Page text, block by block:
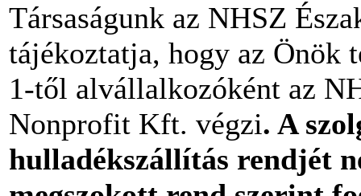
Társaságunk az NHSZ
tájékoztatja, hogy az Önök
1-től alvállalkozóként az
Nonprofit Kft. végzi. A
hulladékszállítás rendjét